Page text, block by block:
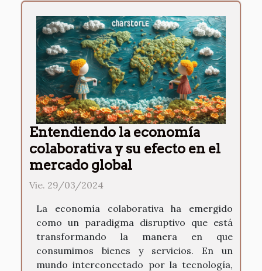
Entendiendo la economía
colaborativa y su efecto en el
mercado global
Vie. 29/03/2024
La economía colaborativa ha emergido
como un paradigma disruptivo que está
transformando la manera en que
consumimos bienes y servicios. En un
mundo interconectado por la tecnología,